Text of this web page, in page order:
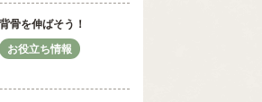
背骨を伸ばそう！